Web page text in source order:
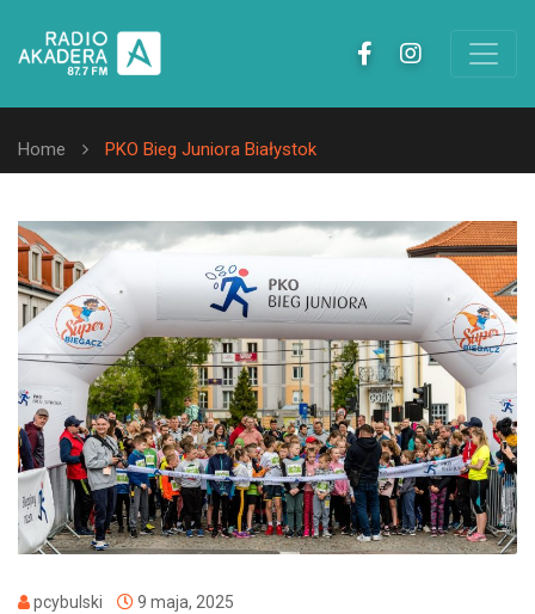
Home PKO Bieg Juniora Białystok
pcybulski 9 maja, 2025